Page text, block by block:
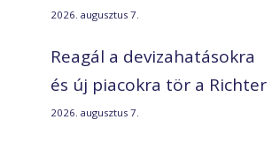
2026. augusztus 7.
Reagál a devizahatásokra
és új piacokra tör a Richter
2026. augusztus 7.